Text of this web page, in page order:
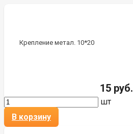
Крепление метал. 10*20
15 руб.
шт
В корзину